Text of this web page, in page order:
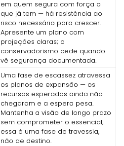
em quem segura com força o
que já tem — há resistência ao
risco necessário para crescer.
Apresente um plano com
projeções claras; o
conservadorismo cede quando
vê segurança documentada.
Uma fase de escassez atravessa
os planos de expansão — os
recursos esperados ainda não
chegaram e a espera pesa.
Mantenha a visão de longo prazo
sem comprometer o essencial;
essa é uma fase de travessia,
não de destino.